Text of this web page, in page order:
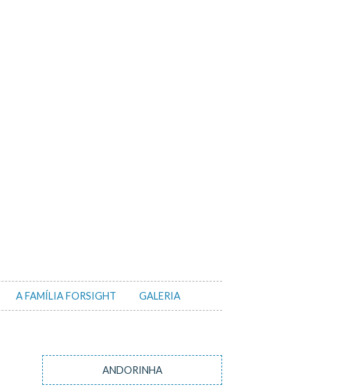
A FAMÍLIA FORSIGHT GALERIA
ANDORINHA